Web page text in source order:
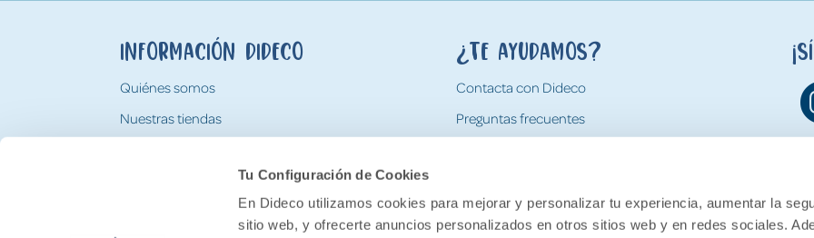
Tu Configuración de Cookies
En Dideco utilizamos cookies para mejorar y personalizar tu experiencia, aumentar la
sitio web, y ofrecerte anuncios personalizados en otros sitios web y en redes sociales.
Información Dideco
Quiénes somos
Nuestras tiendas
Tarjeta Regalo Dideco
¿Te ayudamos?
Contacta con Dideco
Preguntas frecuentes
Devoluciones